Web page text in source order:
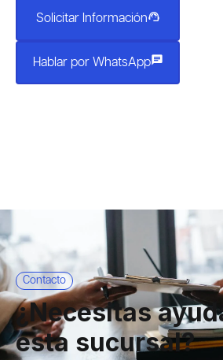
Solicitar Informaciónsupport_agent
Hablar por WhatsAppchat
Contacto
¿Necesitas
esta sucursal?